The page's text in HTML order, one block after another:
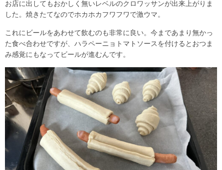
お店に出してもおかしく無いレベルのクロワッサンが出来上がりま
した。焼きたてなのでホカホカフワフワで激ウマ。
これにビールをあわせて飲むのも非常に良い。今まであまり無かっ
た食べ合わせですが、ハラペーニョトマトソースを付けるとおつま
み感覚にもなってビールが進むんです。